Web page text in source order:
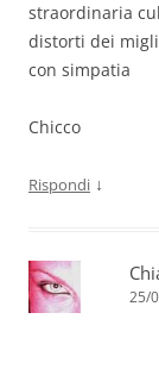
straordinaria
distorti dei
con simpatia
Chicco
Rispondi ↓
25/